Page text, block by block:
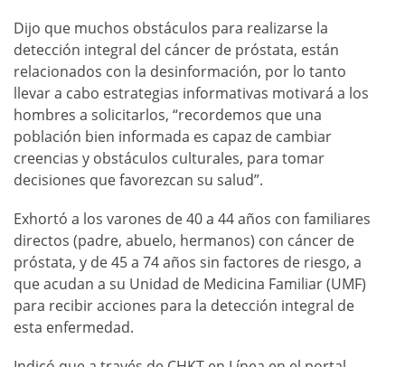
Dijo que muchos obstáculos para realizarse la
detección integral del cáncer de próstata, están
relacionados con la desinformación, por lo tanto
llevar a cabo estrategias informativas motivará a los
hombres a solicitarlos, “recordemos que una
población bien informada es capaz de cambiar
creencias y obstáculos culturales, para tomar
decisiones que favorezcan su salud”.
Exhortó a los varones de 40 a 44 años con familiares
directos (padre, abuelo, hermanos) con cáncer de
próstata, y de 45 a 74 años sin factores de riesgo, a
que acudan a su Unidad de Medicina Familiar (UMF)
para recibir acciones para la detección integral de
esta enfermedad.